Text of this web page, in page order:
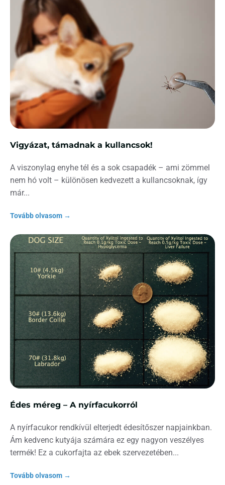
Vigyázat, támadnak a kullancsok!
A viszonylag enyhe tél és a sok csapadék – ami zömmel
nem hó volt – különösen kedvezett a kullancsoknak, így
már
Tovább olvasom →
Édes méreg – A nyírfacukorról
A nyírfacukor rendkívül elterjedt édesítőszer napjainkban.
Ám kedvenc kutyája számára ez egy nagyon veszélyes
termék! Ez a cukorfajta az ebek szervezetében
Tovább olvasom →